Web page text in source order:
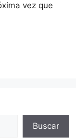
vez que
Buscar